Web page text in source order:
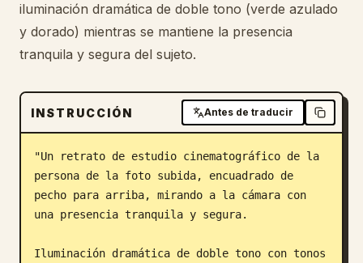
Descargar
Blog
iluminación dramática de doble tono (verde azulado
y dorado) mientras se mantiene la presencia
tranquila y segura del sujeto.
INSTRUCCIÓN Antes de traducir
"Un retrato de estudio cinematográfico de la
persona de la foto subida, encuadrado de
pecho para arriba, mirando a la cámara con
una presencia tranquila y segura.
Iluminación dramática de doble tono con tonos